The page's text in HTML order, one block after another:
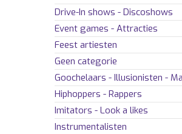
Drive-In shows - Discoshows
Event games - Attracties
Feest artiesten
Geen categorie
Goochelaars - Illusionisten -
Hiphoppers - Rappers
Imitators - Look a likes
Instrumentalisten